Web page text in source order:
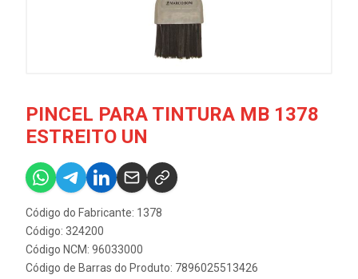
PINCEL PARA TINTURA MB 1378
ESTREITO UN
Código do Fabricante: 1378
Código: 324200
Código NCM: 96033000
Código de Barras do Produto: 7896025513426